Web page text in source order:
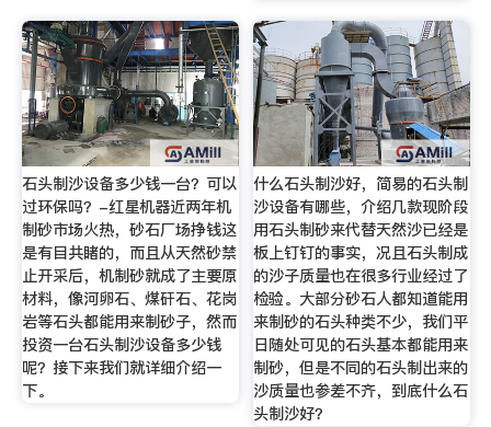
石头制沙设备多少钱一台？可以
过环保吗？-红星机器近两年机
制砂市场火热，砂石厂场挣钱这
是有目共睹的，而且从天然砂禁
止开采后，机制砂就成了主要原
材料，像河卵石、煤矸石、花岗
岩等石头都能用来制砂子，然而
投资一台石头制沙设备多少钱
呢？接下来我们就详细介绍一
下。
什么石头制沙好，简易的石头制
沙设备有哪些，介绍几款现阶段
用石头制砂来代替天然沙已经是
板上钉钉的事实，况且石头制成
的沙子质量也在很多行业经过了
检验。大部分砂石人都知道能用
来制砂的石头种类不少，我们平
日随处可见的石头基本都能用来
制砂，但是不同的石头制出来的
沙质量也参差不齐，到底什么石
头制沙好？